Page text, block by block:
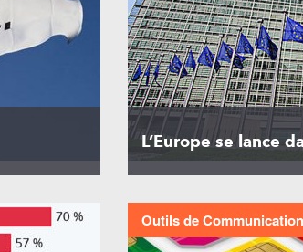
L’Europe se lance
Outils de Communication